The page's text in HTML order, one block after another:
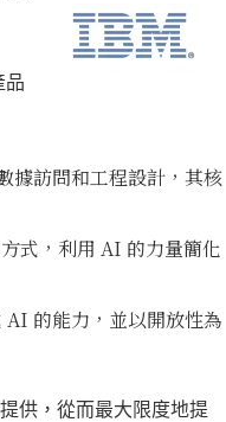
品
據訪問和工程設計，其核
式，利用 AI 的力量簡化
的能力，並以開放性為
供，從而最大限度地提